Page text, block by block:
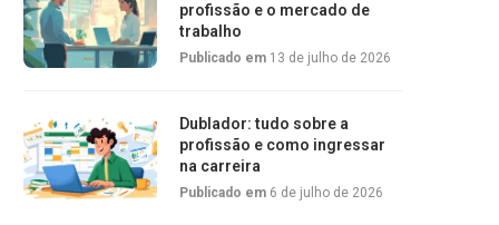
profissão e o mercado de
trabalho
Publicado em 13 de julho de 2026
Dublador: tudo sobre a
profissão e como ingressar
na carreira
Publicado em 6 de julho de 2026